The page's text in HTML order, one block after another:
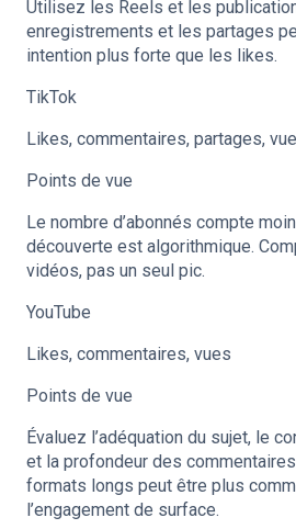
Utilisez les Reels et les
enregistrements et les partages
intention plus forte que les likes.
TikTok
Likes, commentaires, partages,
Points de vue
Le nombre d’abonnés compte
découverte est algorithmique.
vidéos, pas un seul pic.
YouTube
Likes, commentaires, vues
Points de vue
Évaluez l’adéquation du sujet, le
et la profondeur des
formats longs peut être plus
l’engagement de surface.